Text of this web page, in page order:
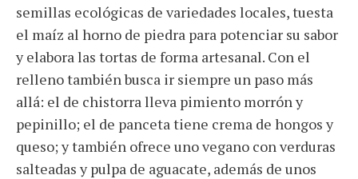
semillas ecológicas de variedades locales, tuesta
el maíz al horno de piedra para potenciar su sabor
y elabora las tortas de forma artesanal. Con el
relleno también busca ir siempre un paso más
allá: el de chistorra lleva pimiento morrón y
pepinillo; el de panceta tiene crema de hongos y
queso; y también ofrece uno vegano con verduras
salteadas y pulpa de aguacate, además de unos